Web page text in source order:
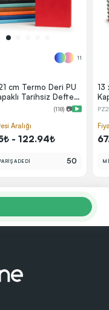
11
cm Termo Deri PU
Tarihsiz Defter,
80 gr Ivory Krem
(118) 📷
Aralığı
- 122.94₺
ADEDİ 50
13